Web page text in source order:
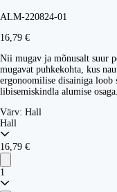
ALM-220824-01
16,79 €
Nii mugav ja mõnusalt suur
mugavat puhkekohta, kus
ergonoomilise disainiga loob
libisemiskindla alumise osaga.
Värv: Hall
Hall
16,79 €
1